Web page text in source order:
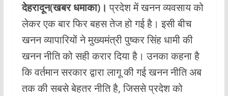
e
b
o
o
k
at
s
A
p
p
itt
er
ai
l
देहरादून(खबर धमाका)। प्रदेश में खनन व्यवसाय को
लेकर एक बार फिर बहस तेज हो गई है। इसी बीच
खनन व्यापारियों ने मुख्यमंत्री पुष्कर सिंह धामी की
खनन नीति को सही करार दिया है। उनका कहना है
कि वर्तमान सरकार द्वारा लागू की गई खनन नीति अब
तक की सबसे बेहतर नीति है, जिससे प्रदेश को